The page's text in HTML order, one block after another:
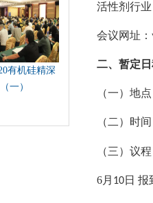
有机硅精深
一）
活性剂行业
会议网址：
二、暂定
（一）地
（二）时
（三）议
6月 10日 报